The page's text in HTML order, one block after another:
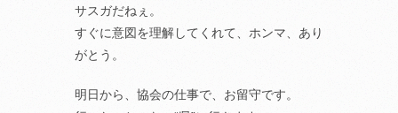
サスガだねぇ。
すぐに意図を理解してくれて、ホンマ、あり
がとう。
明日から、協会の仕事で、お留守です。